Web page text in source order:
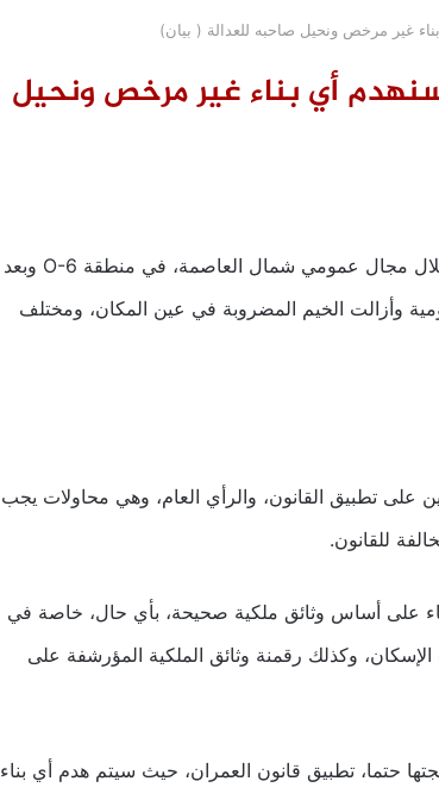
غير مرخص ونحيل صاحبه للعدالة ( بيان)
سنهدم أي بناء غير مرخص ونحيل
“رصدت مصالح الرقابة الحضرية، محاولة جديدة لاحتلال مجال عمومي شمال العاصمة، في منطقة O-6 وبعد
وأزالت الخيم المضروبة في عين المكان، ومختلف
على تطبيق القانون، والرأي العام، وهي محاولات يجب
للقانون.
على أساس وثائق ملكية صحيحة، بأي حال، خاصة في
وكذلك رقمنة وثائق الملكية المؤرشفة على
حتما، تطبيق قانون العمران، حيث سيتم هدم أي بناء